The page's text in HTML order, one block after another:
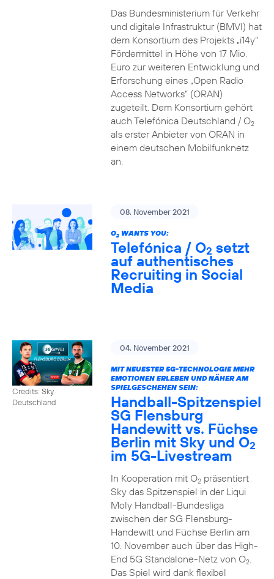
Das Bundesministerium für Verkehr
und digitale Infrastruktur (BMVI) hat
dem Konsortium des Projekts „i14y“
Fördermittel in Höhe von 17 Mio.
Euro zur weiteren Entwicklung und
Erforschung eines „Open Radio
Access Networks“ (ORAN)
zugeteilt. Dem Konsortium gehört
auch Telefónica Deutschland / O2
als erster Anbieter von ORAN in
einem deutschen Mobilfunknetz
an.
08. November 2021
O2WANTS YOU:
Telefónica / O2 setzt
auf authentisches
Recruiting in Social
Media
Credits: Sky
Deutschland
04. November 2021
MIT NEUESTER 5G-TECHNOLOGIE MEHR
EMOTIONEN ERLEBEN UND NÄHER AM
SPIELGESCHEHEN SEIN:
Handball-Spitzenspiel
SG Flensburg
Handewitt vs. Füchse
Berlin mit Sky und O2
im 5G-Livestream
In Kooperation mit O2präsentiert
Sky das Spitzenspiel in der Liqui
Moly Handball-Bundesliga
zwischen der SG Flensburg-
Handewitt und Füchse Berlin am
10. November auch über das High-
End 5G Standalone-Netz von O2.
Das Spiel wird dank flexibel